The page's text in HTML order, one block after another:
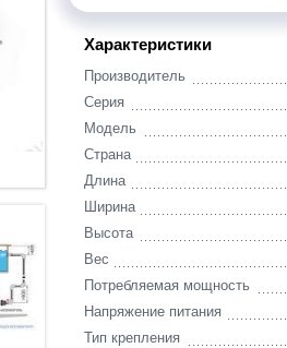
Характеристики
Производитель
Серия
Модель
Страна
Длина
Ширина
Высота
Вес
Потребляемая мощность
Напряжение питания
Тип крепления